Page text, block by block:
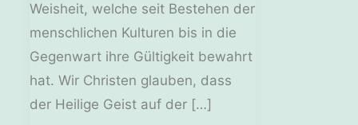
Weisheit, welche seit Bestehen der
menschlichen Kulturen bis in die
Gegenwart ihre Gültigkeit bewahrt
hat. Wir Christen glauben, dass
der Heilige Geist auf der […]